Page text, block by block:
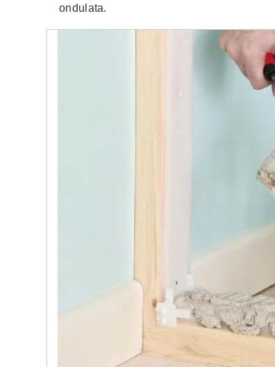
ondulata.